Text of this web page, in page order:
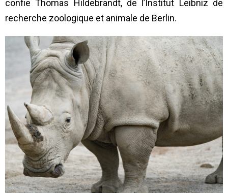
confie Thomas Hildebrandt, de l’Institut Leibniz de
recherche zoologique et animale de Berlin.